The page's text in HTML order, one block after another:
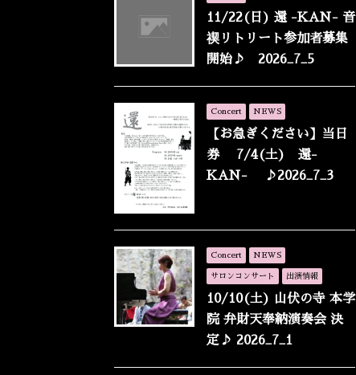
11/22(日) 還 -KAN- 音
禊リトリート参加者募集
開始♪ 2026_7_5
Concert NEWS
【お急ぎください】当日
券 7/4(土) 還-
KAN- ♪2026_7_3
Concert NEWS
サロンコンサート 出演情報
10/10(土) 山伏の寺 本学
院 弁財天奉納演奏会 決
定♪ 2026_7_1